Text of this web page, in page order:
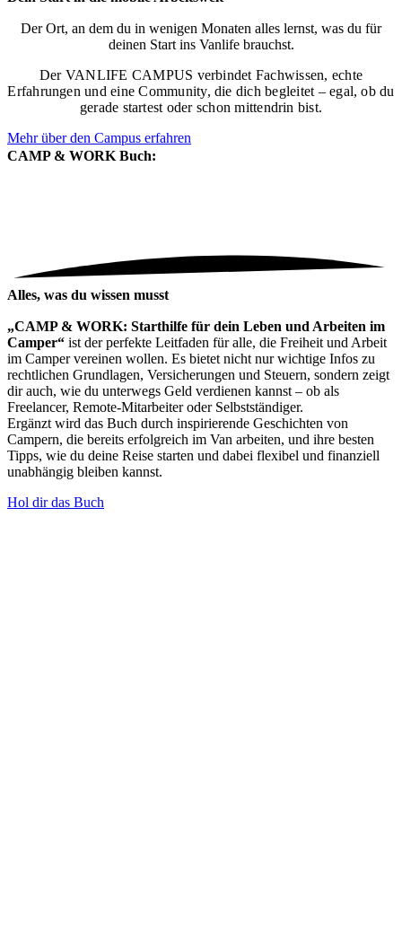
Der Ort, an dem du in wenigen Monaten alles lernst, was du für
deinen Start ins Vanlife brauchst.
Der VANLIFE CAMPUS verbindet Fachwissen, echte
Erfahrungen und eine Community, die dich begleitet – egal, ob du
gerade startest oder schon mittendrin bist.
Mehr über den Campus erfahren
CAMP & WORK Buch:
Alles, was du wissen musst
„CAMP & WORK: Starthilfe für dein Leben und Arbeiten im
Camper“ ist der perfekte Leitfaden für alle, die Freiheit und Arbeit
im Camper vereinen wollen. Es bietet nicht nur wichtige Infos zu
rechtlichen Grundlagen, Versicherungen und Steuern, sondern zeigt
dir auch, wie du unterwegs Geld verdienen kannst – ob als
Freelancer, Remote-Mitarbeiter oder Selbstständiger.
Ergänzt wird das Buch durch inspirierende Geschichten von
Campern, die bereits erfolgreich im Van arbeiten, und ihre besten
Tipps, wie du deine Reise starten und dabei flexibel und finanziell
unabhängig bleiben kannst.
Hol dir das Buch